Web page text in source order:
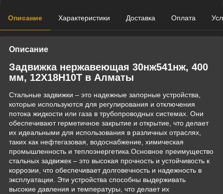
Описание Характеристики Доставка Оплата
Описание
Задвижка нержавеющая 30нж541нж, 400
мм, 12Х18Н10Т в Алматы
Стальные задвижки – это надежные запорные устройства,
которые используются для регулирования и отключения
потока жидкости или газа в трубопроводных системах. Они
обеспечивают герметичное закрытие и открытие, что делает
их идеальными для использования в различных отраслях,
таких как нефтегазовая, водоснабжение, химическая
промышленность и теплоэнергетика.Основное преимущество
стальных задвижек – это высокая прочность и устойчивость к
коррозии, что обеспечивает долговечность и надежность в
эксплуатации. Эти устройства способны выдерживать
высокие давления и температуры, что делает их